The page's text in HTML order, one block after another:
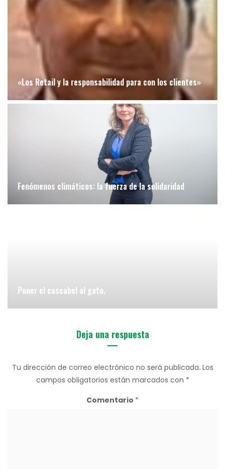
«Los Retail y la responsabilidad para con los clientes»
Fenómenos climáticos: la fuerza de la solidaridad
Poner el cascabel al gato.
Deja una respuesta
Tu dirección de correo electrónico no será publicada. Los
campos obligatorios están marcados con *
Comentario *